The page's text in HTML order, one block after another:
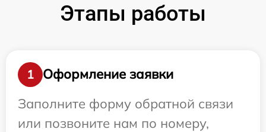
Этапы работы
1
Оформление заявки
Заполните форму обратной связи
или позвоните нам по номеру,